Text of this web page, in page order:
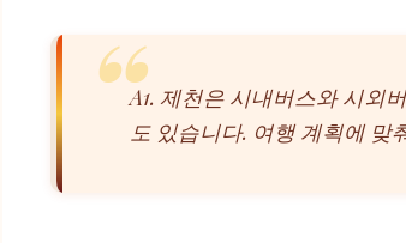
A1. 제천은 시내버스와 시외
도 있습니다. 여행 계획에 맞